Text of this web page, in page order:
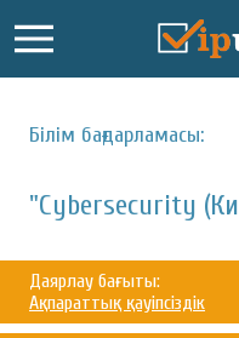
Білім бағдарламасы:
"Cybersecurity
Даярлау бағыты:
Ақпараттық қауіпсіздік